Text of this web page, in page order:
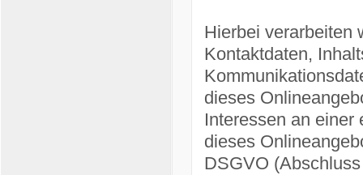
Hierbei verarbeiten
Kontaktdaten,
dieses
Interessen an einer
dieses
DSGVO